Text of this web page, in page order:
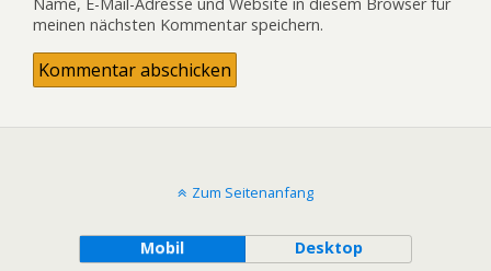
meinen nächsten Kommentar speichern.
Zum Seitenanfang
Mobil Desktop